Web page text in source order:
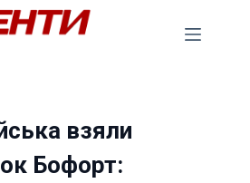
взяли
Бофорт: